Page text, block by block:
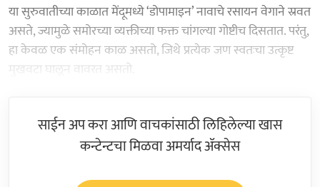
या सुरुवातीच्या काळात मेंदूमध्ये ‘डोपामाइन’ नावाचे रसायन वेगाने स्रवत
असते, ज्यामुळे समोरच्या व्यक्तीच्या फक्त चांगल्या गोष्टीच दिसतात. परंतु,
हा केवळ एक संमोहन काळ असतो, जिथे प्रत्येक जण स्वतःचा उत्कृष्ट
मुखवटा घालून वावरत असतो.
साईन अप करा आणि वाचकांसाठी लिहिलेल्या खास
कन्टेन्टचा मिळवा अमर्याद ॲक्सेस